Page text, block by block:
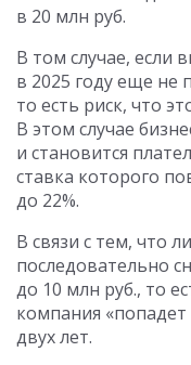
в 20 млн руб.
В том случае, если
в 2025 году еще не
то есть риск, что
В этом случае
и становится
ставка которого
до 22%.
В связи с тем, что
последовательно
до 10 млн руб., то
компания
двух лет.